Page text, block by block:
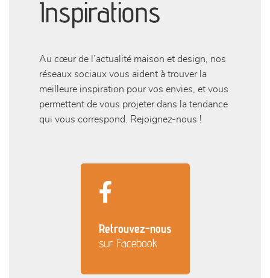
Inspirations
Au cœur de l’actualité maison et design, nos
réseaux sociaux vous aident à trouver la
meilleure inspiration pour vos envies, et vous
permettent de vous projeter dans la tendance
Retrouvez-nous